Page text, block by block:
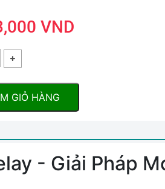
VND
GIỎ HÀNG
- Giải Pháp